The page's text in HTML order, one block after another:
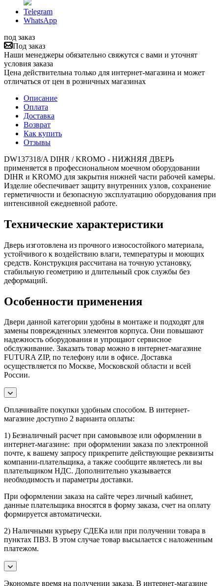
Telegram
WhatsApp
под заказ
Под заказ
Наши менеджеры обязательно свяжутся с вами и уточнят
условия заказа
Цена действительна только для интернет-магазина и может
отличаться от цен в розничных магазинах
Описание
Оплата
Доставка
Возврат
Как купить
Отзывы
DW137318/A DIHR / KROMO - НИЖНЯЯ ДВЕРЬ
применяется в профессиональном моечном оборудовании
DIHR и KROMO для закрытия нижней части рабочей камеры.
Изделие обеспечивает защиту внутренних узлов, сохранение
герметичности и безопасную эксплуатацию оборудования при
интенсивной ежедневной работе.
Технические характеристики
Дверь изготовлена из прочного износостойкого материала,
устойчивого к воздействию влаги, температуры и моющих
средств. Конструкция рассчитана на точную установку,
стабильную геометрию и длительный срок службы без
деформаций.
Особенности применения
Двери данной категории удобны в монтаже и подходят для
замены поврежденных элементов корпуса. Они повышают
надежность оборудования и упрощают сервисное
обслуживание. Заказать товар можно в интернет-магазине
FUTURA ZIP, по телефону или в офисе. Доставка
осуществляется по Москве, Московской области и всей
России.
Оплачивайте покупки удобным способом. В интернет-
магазине доступно 2 варианта оплаты:
1) Безналичный расчет при самовывозе или оформлении в
интернет-магазине: при оформлении заказа по электронной
почте, к вашему запросу прикрепите действующие реквизиты
компании-плательщика, а также сообщите являетесь ли вы
плательщиком НДС. Дополнительно указывается
необходимость и параметры доставки.
При оформлении заказа на сайте через личный кабинет,
данные плательщика вносятся в форму заказа, счет на оплату
формируется автоматически.
2) Наличными курьеру СДЕКа или при получении товара в
пунктах ПВЗ. В этом случае товар высылается с наложенным
платежом.
Экономьте время на получении заказа. В интернет-магазине